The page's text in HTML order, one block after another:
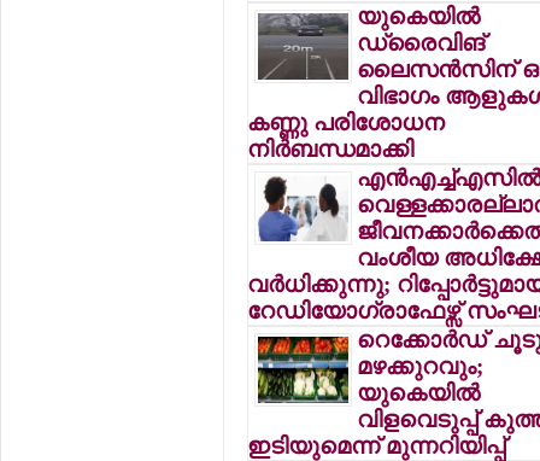
യുകെയില്‍
ഡ്രൈവിങ്
ലൈസന്‍സിന്
വിഭാഗം
കണ്ണു പരിശോധന
നിര്‍ബന്ധമാക്കി
വംശീയ
വര്‍ധിക്കുന്നു;
റേഡിയോഗ്രാഫേഴ്സ്
റെക്കോര്‍ഡ്
മഴക്കുറവും;
യുകെയില്‍
വിളവെടുപ്പ്
ഇടിയുമെന്ന് മുന്നറിയിപ്പ്